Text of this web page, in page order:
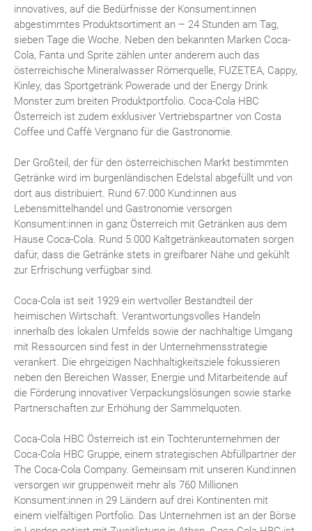
innovatives, auf die Bedürfnisse der Konsument:innen
abgestimmtes Produktsortiment an – 24 Stunden am Tag,
sieben Tage die Woche. Neben den bekannten Marken Coca-
Cola, Fanta und Sprite zählen unter anderem auch das
österreichische Mineralwasser Römerquelle, FUZETEA, Cappy,
Kinley, das Sportgetränk Powerade und der Energy Drink
Monster zum breiten Produktportfolio. Coca-Cola HBC
Österreich ist zudem exklusiver Vertriebspartner von Costa
Coffee und Caffè Vergnano für die Gastronomie.
Der Großteil, der für den österreichischen Markt bestimmten
Getränke wird im burgenländischen Edelstal abgefüllt und von
dort aus distribuiert. Rund 67.000 Kund:innen aus
Lebensmittelhandel und Gastronomie versorgen
Konsument:innen in ganz Österreich mit Getränken aus dem
Hause Coca-Cola. Rund 5.000 Kaltgetränkeautomaten sorgen
dafür, dass die Getränke stets in greifbarer Nähe und gekühlt
zur Erfrischung verfügbar sind.
Coca-Cola ist seit 1929 ein wertvoller Bestandteil der
heimischen Wirtschaft. Verantwortungsvolles Handeln
innerhalb des lokalen Umfelds sowie der nachhaltige Umgang
mit Ressourcen sind fest in der Unternehmensstrategie
verankert. Die ehrgeizigen Nachhaltigkeitsziele fokussieren
neben den Bereichen Wasser, Energie und Mitarbeitende auf
die Förderung innovativer Verpackungslösungen sowie starke
Partnerschaften zur Erhöhung der Sammelquoten.
Coca-Cola HBC Österreich ist ein Tochterunternehmen der
Coca-Cola HBC Gruppe, einem strategischen Abfüllpartner der
The Coca-Cola Company. Gemeinsam mit unseren Kund:innen
versorgen wir gruppenweit mehr als 760 Millionen
Konsument:innen in 29 Ländern auf drei Kontinenten mit
einem vielfältigen Portfolio. Das Unternehmen ist an der Börse